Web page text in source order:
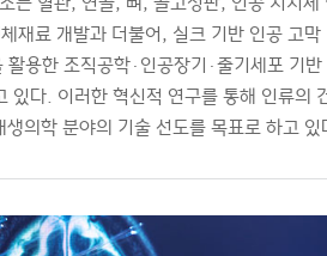
재료 개발과 더불어, 실크 기반 인공 고막
용한 조직공학·인공장기·줄기세포 기반
있다. 이러한 혁신적 연구를 통해 인류의
의학 분야의 기술 선도를 목표로 하고 있